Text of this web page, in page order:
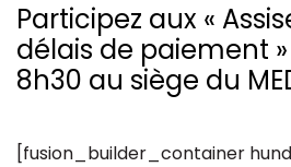
Participez aux «
délais de paiement »
8h30 au siège du
[fusion_builder_container